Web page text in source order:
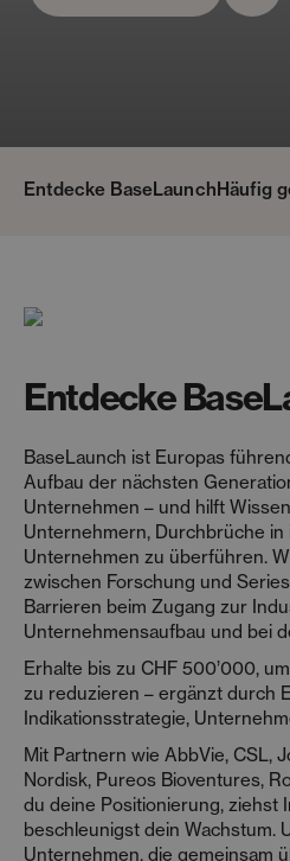
Entdecke BaseLaunch Häufig
Entdecke
BaseLaunch ist Europas
Aufbau der nächsten
Unternehmen – und hilft
Unternehmern, Durchbrüche in
Unternehmen zu überführen.
zwischen Forschung und
Barrieren beim Zugang zur
Unternehmensaufbau und bei
Erhalte bis zu CHF 500’000,
zu reduzieren – ergänzt durch
Indikationsstrategie,
Mit Partnern wie AbbVie, CSL,
Nordisk, Pureos Bioventures,
du deine Positionierung, ziehst
beschleunigst dein Wachstum.
Unternehmen, die gemeinsam